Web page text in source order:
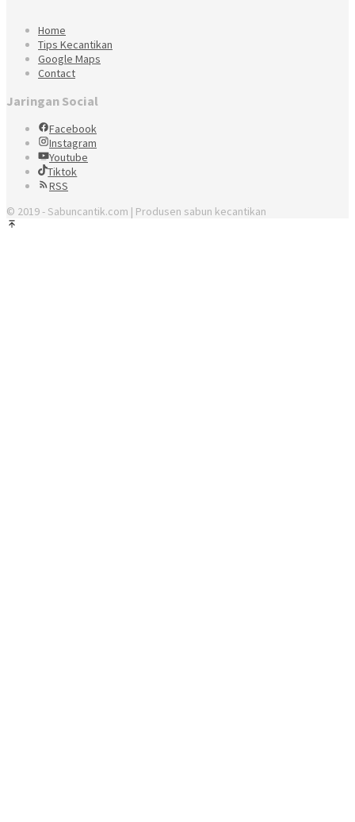
Home
Tips Kecantikan
Google Maps
Contact
Jaringan Social
Facebook
Instagram
Youtube
Tiktok
RSS
© 2019 - Sabuncantik.com | Produsen sabun kecantikan